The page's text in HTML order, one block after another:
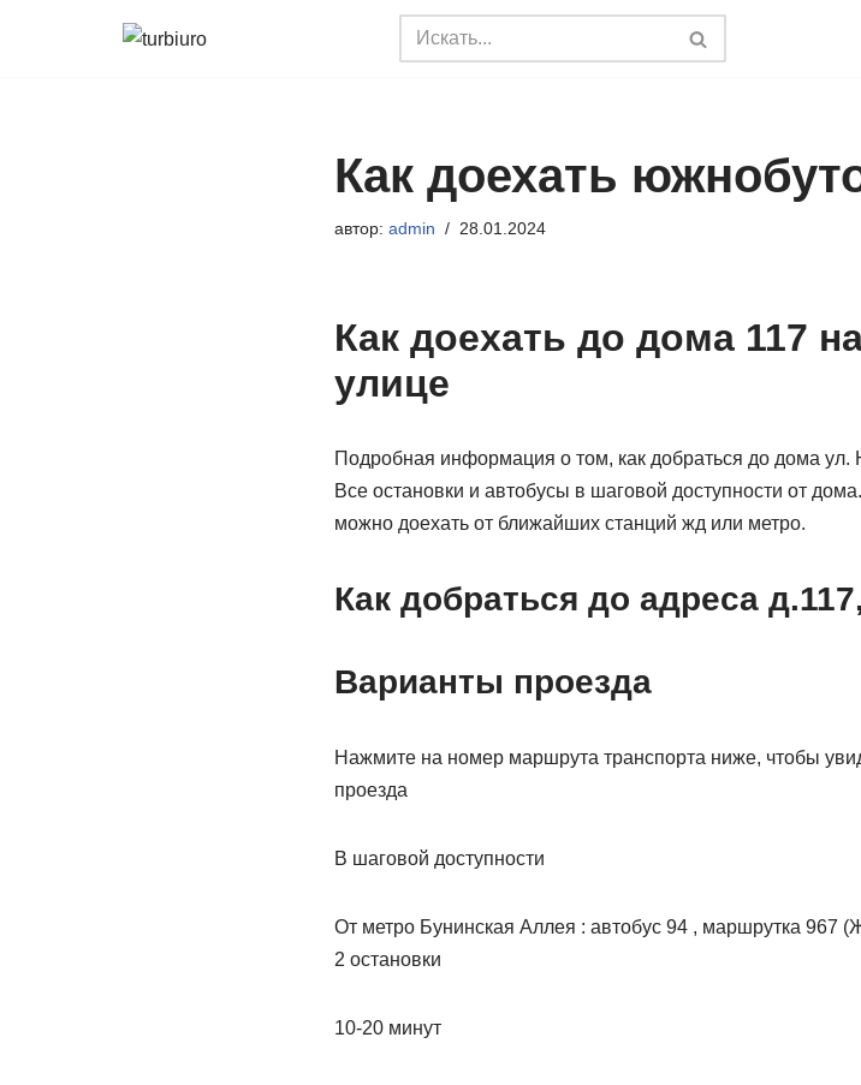
Как доехать
автор: admin 28.01.2024
Как доехать до дома 117
улице
Подробная информация о том, как добраться до дома
Все остановки и автобусы в шаговой доступности от
можно доехать от ближайших станций жд или метро.
Как добраться до адреса
Варианты проезда
Нажмите на номер маршрута транспорта ниже, чтобы
проезда
В шаговой доступности
От метро Бунинская Аллея : автобус 94 , маршрутка
2 остановки
10-20 минут